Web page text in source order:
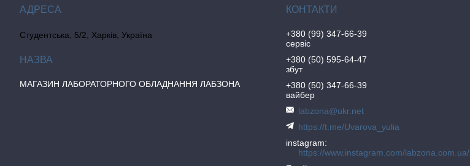
Студентська, 5/2, Харків, Україна
МАГАЗИН ЛАБОРАТОРНОГО ОБЛАДНАННЯ ЛАБЗОНА
+380 (99) 347-66-39
сервіс
+380 (50) 595-64-47
збут
+380 (50) 347-66-39
вайбер
labzona@ukr.net
https://t.me/Uvarova_yulia
instagram
https://www.instagram.com/labzona.com.ua/